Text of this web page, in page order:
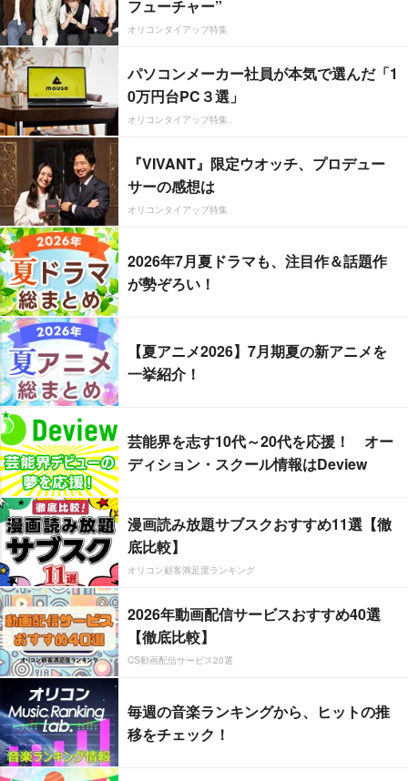
フューチャー”
オリコンタイアップ特集
パソコンメーカー社員が本気で選んだ「1
0万円台PC３選」
オリコンタイアップ特集
『VIVANT』限定ウオッチ、プロデュー
サーの感想は
オリコンタイアップ特集
2026年7月夏ドラマも、注目作＆話題作
が勢ぞろい！
【夏アニメ2026】7月期夏の新アニメを
一挙紹介！
芸能界を志す10代～20代を応援！ オー
ディション・スクール情報はDeview
漫画読み放題サブスクおすすめ11選【徹
底比較】
オリコン顧客満足度ランキング
2026年動画配信サービスおすすめ40選
【徹底比較】
CS動画配信サービス20選
毎週の音楽ランキングから、ヒットの推
移をチェック！